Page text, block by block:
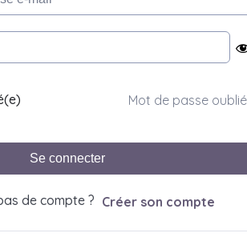
Mot de passe
Se connecter
de compte ? Créer son compte